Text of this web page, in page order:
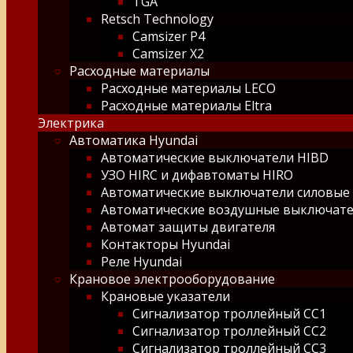
Retsch Technology
Camsizer P4
Camsizer X2
Расходные материалы
Расходные материалы LECO
Расходные материалы Eltra
Электрика
Автоматика Hyundai
Автоматические выключатели HIBD
УЗО HIRC и дифавтоматы HIRO
Автоматические выключатели силовые
Автоматические воздушные
Автомат защиты двигателя
Контакторы Hyundai
Реле Hyundai
Крановое электрооборудование
Крановые указатели
Сигнализатор троллейный СС1
Сигнализатор троллейный СС2
Сигнализатор троллейный СС3